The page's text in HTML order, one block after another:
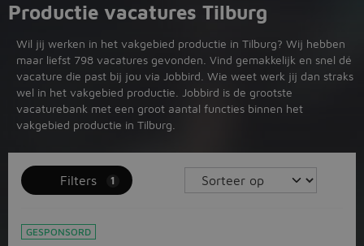
Productie vacatures Tilburg
Wil jij werken in het vakgebied productie in Tilburg? Wij hebben
maar liefst 798 vacatures gevonden. Vind gemakkelijk en snel dé
vacature die past bij jou via Jobbird. Wie weet werk jij dan straks
wel in het vakgebied productie. Jobbird is de grootste
vacaturebank met een groot aantal functies binnen het
vakgebied productie in Tilburg.
Filters 1
GESPONSORD